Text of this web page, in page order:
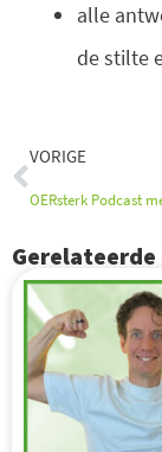
alle
de stilte
Vorige
VORIGE